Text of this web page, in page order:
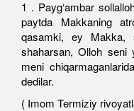
1 . Payg‘ambar
paytda Makkaning
qasamki, ey Makka,
shaharsan, Olloh seni
meni
dedilar.
( Imom Termiziy